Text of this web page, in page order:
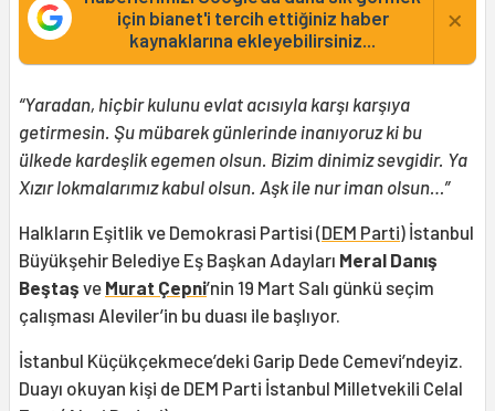
için bianet'i tercih ettiğiniz haber
kaynaklarına ekleyebilirsiniz...
×
“Yaradan, hiçbir kulunu evlat acısıyla karşı karşıya
getirmesin. Şu mübarek günlerinde inanıyoruz ki bu
ülkede kardeşlik egemen olsun. Bizim dinimiz sevgidir. Ya
Xızır lokmalarımız kabul olsun. Aşk ile nur iman olsun…”
Halkların Eşitlik ve Demokrasi Partisi (DEM Parti) İstanbul
Büyükşehir Belediye Eş Başkan Adayları Meral Danış
Beştaş ve Murat Çepni’nin 19 Mart Salı günkü seçim
çalışması Aleviler’in bu duası ile başlıyor.
İstanbul Küçükçekmece’deki Garip Dede Cemevi’ndeyiz.
Duayı okuyan kişi de DEM Parti İstanbul Milletvekili Celal